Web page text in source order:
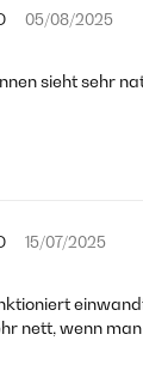
05/08/2025
sieht sehr
15/07/2025
nett, wenn